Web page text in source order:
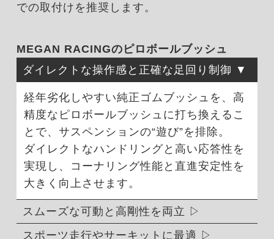
での取付けを推奨します。
MEGAN RACINGのピロボールブッシュ
ダイレクトな操作感と正確な足回り制御
経年劣化しやすい純正ゴムブッシュを、高
精度なピロボールブッシュに打ち換えるこ
とで、サスペンションの“遊び”を排除。
ダイレクトなハンドリングと高い応答性を
実現し、コーナリング性能と直進安定性を
大きく向上させます。
スムーズな可動と高剛性を両立
スポーツ走行やサーキットに最適